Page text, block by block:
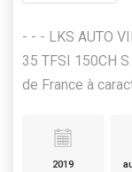
- - - LKS AUTO
35 TFSI 150CH
de France à
2019